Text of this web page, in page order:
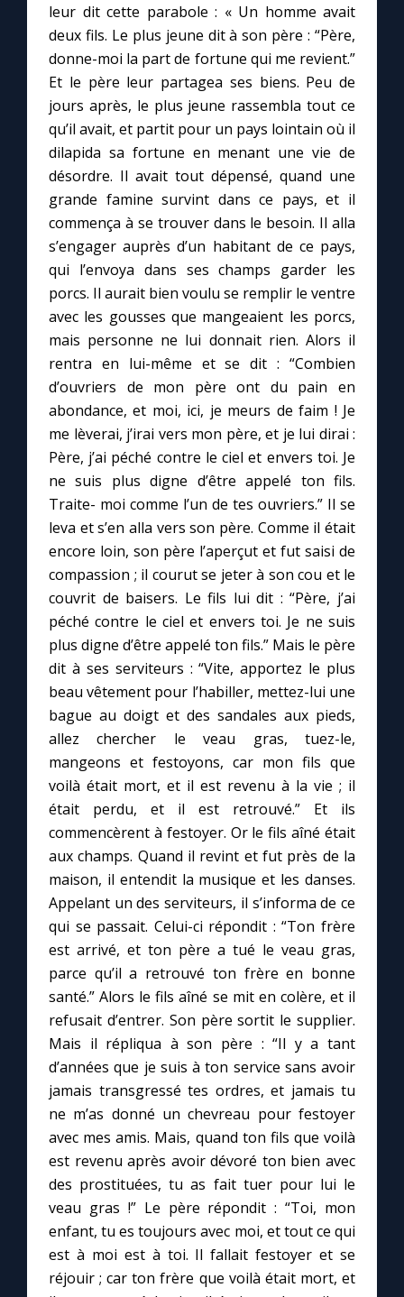
L'Évangile chaque jour
Les premiers samedis du mois
Marie qui défait les nœuds
Me consacrer à Jésus par Marie
Mes intentions de prière
Une Minute avec Marie
Une neuvaine
À la une
1000 Raisons de Croire
Chapelet pour le monde
Contact
Faire un don
Marie de Nazareth
leur dit cette parabole : « Un homme avait
deux fils. Le plus jeune dit à son père : “Père,
donne-moi la part de fortune qui me revient.”
Et le père leur partagea ses biens. Peu de
jours après, le plus jeune rassembla tout ce
qu’il avait, et partit pour un pays lointain où il
dilapida sa fortune en menant une vie de
désordre. Il avait tout dépensé, quand une
grande famine survint dans ce pays, et il
commença à se trouver dans le besoin. Il alla
s’engager auprès d’un habitant de ce pays,
qui l’envoya dans ses champs garder les
porcs. Il aurait bien voulu se remplir le ventre
avec les gousses que mangeaient les porcs,
mais personne ne lui donnait rien. Alors il
rentra en lui-même et se dit : “Combien
d’ouvriers de mon père ont du pain en
abondance, et moi, ici, je meurs de faim ! Je
me lèverai, j’irai vers mon père, et je lui dirai :
Père, j’ai péché contre le ciel et envers toi. Je
ne suis plus digne d’être appelé ton fils.
Traite- moi comme l’un de tes ouvriers.” Il se
leva et s’en alla vers son père. Comme il était
encore loin, son père l’aperçut et fut saisi de
compassion ; il courut se jeter à son cou et le
couvrit de baisers. Le fils lui dit : “Père, j’ai
péché contre le ciel et envers toi. Je ne suis
plus digne d’être appelé ton fils.” Mais le père
dit à ses serviteurs : “Vite, apportez le plus
beau vêtement pour l’habiller, mettez-lui une
bague au doigt et des sandales aux pieds,
allez chercher le veau gras, tuez-le,
mangeons et festoyons, car mon fils que
voilà était mort, et il est revenu à la vie ; il
était perdu, et il est retrouvé.” Et ils
commencèrent à festoyer. Or le fils aîné était
aux champs. Quand il revint et fut près de la
maison, il entendit la musique et les danses.
Appelant un des serviteurs, il s’informa de ce
qui se passait. Celui-ci répondit : “Ton frère
est arrivé, et ton père a tué le veau gras,
parce qu’il a retrouvé ton frère en bonne
santé.” Alors le fils aîné se mit en colère, et il
refusait d’entrer. Son père sortit le supplier.
Mais il répliqua à son père : “Il y a tant
d’années que je suis à ton service sans avoir
jamais transgressé tes ordres, et jamais tu
ne m’as donné un chevreau pour festoyer
avec mes amis. Mais, quand ton fils que voilà
est revenu après avoir dévoré ton bien avec
des prostituées, tu as fait tuer pour lui le
veau gras !” Le père répondit : “Toi, mon
enfant, tu es toujours avec moi, et tout ce qui
est à moi est à toi. Il fallait festoyer et se
réjouir ; car ton frère que voilà était mort, et